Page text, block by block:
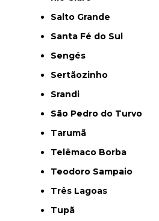
Salto Grande
Santa Fé do Sul
Sengés
Sertãozinho
Srandi
São Pedro do Turvo
Tarumã
Telêmaco Borba
Teodoro Sampaio
Três Lagoas
Tupã